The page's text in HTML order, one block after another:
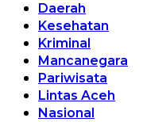
Daerah
Kesehatan
Kriminal
Mancanegara
Pariwisata
Lintas Aceh
Nasional